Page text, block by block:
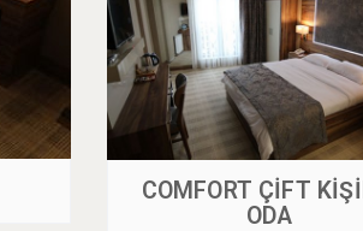
COMFORT ÇİFT
ODA